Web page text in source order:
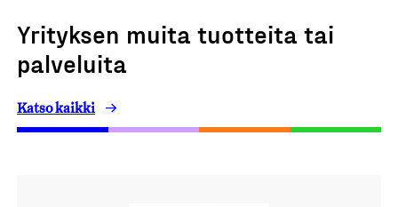
Yrityksen muita tuotteita tai
palveluita
Katso kaikki